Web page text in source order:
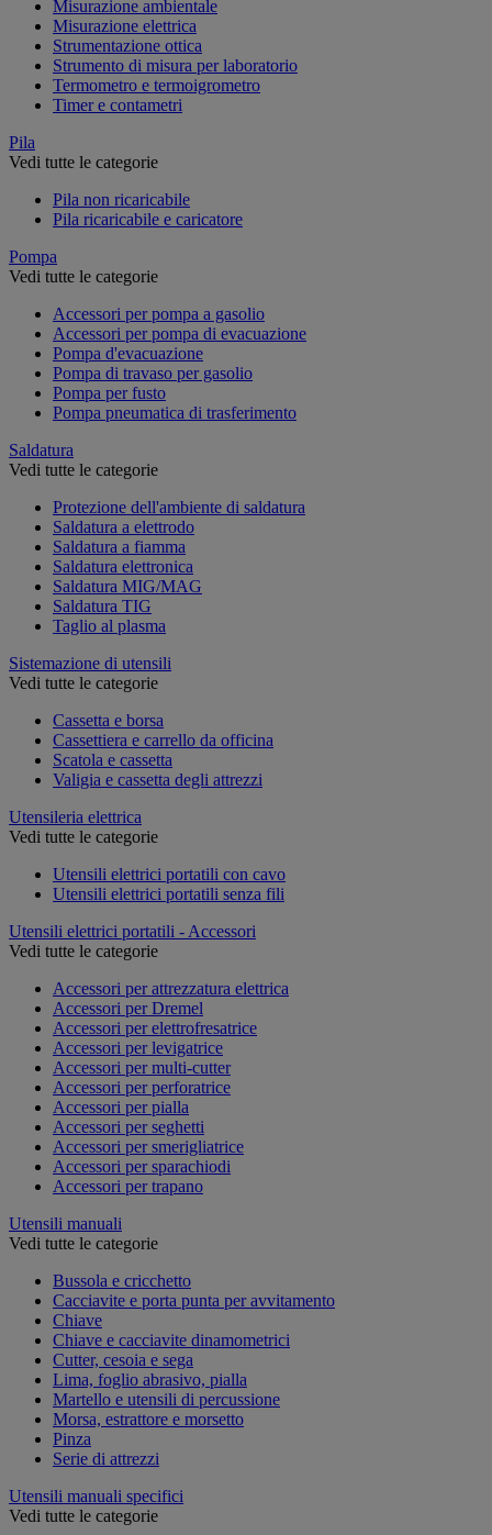
Misurazione ambientale
Misurazione elettrica
Strumentazione ottica
Strumento di misura per laboratorio
Termometro e termoigrometro
Timer e contametri
Pila
Vedi tutte le categorie
Pila non ricaricabile
Pila ricaricabile e caricatore
Pompa
Vedi tutte le categorie
Accessori per pompa a gasolio
Accessori per pompa di evacuazione
Pompa d'evacuazione
Pompa di travaso per gasolio
Pompa per fusto
Pompa pneumatica di trasferimento
Saldatura
Vedi tutte le categorie
Protezione dell'ambiente di saldatura
Saldatura a elettrodo
Saldatura a fiamma
Saldatura elettronica
Saldatura MIG/MAG
Saldatura TIG
Taglio al plasma
Sistemazione di utensili
Vedi tutte le categorie
Cassetta e borsa
Cassettiera e carrello da officina
Scatola e cassetta
Valigia e cassetta degli attrezzi
Utensileria elettrica
Vedi tutte le categorie
Utensili elettrici portatili con cavo
Utensili elettrici portatili senza fili
Utensili elettrici portatili - Accessori
Vedi tutte le categorie
Accessori per attrezzatura elettrica
Accessori per Dremel
Accessori per elettrofresatrice
Accessori per levigatrice
Accessori per multi-cutter
Accessori per perforatrice
Accessori per pialla
Accessori per seghetti
Accessori per smerigliatrice
Accessori per sparachiodi
Accessori per trapano
Utensili manuali
Vedi tutte le categorie
Bussola e cricchetto
Cacciavite e porta punta per avvitamento
Chiave
Chiave e cacciavite dinamometrici
Cutter, cesoia e sega
Lima, foglio abrasivo, pialla
Martello e utensili di percussione
Morsa, estrattore e morsetto
Pinza
Serie di attrezzi
Utensili manuali specifici
Vedi tutte le categorie